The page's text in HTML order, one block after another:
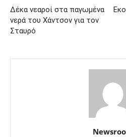
Δέκα νεαροί στα παγωμένα
νερά του Χάντσον για τον
Σταυρό